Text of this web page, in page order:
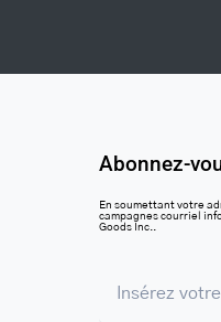
Abonnez-
En soumettant votre
campagnes courriel
Goods Inc..